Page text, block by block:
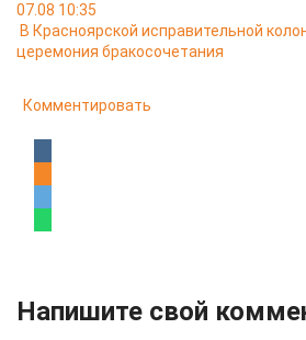
07.08 10:35
В Красноярской исправительной
церемония бракосочетания
Комментировать
Напишите свой